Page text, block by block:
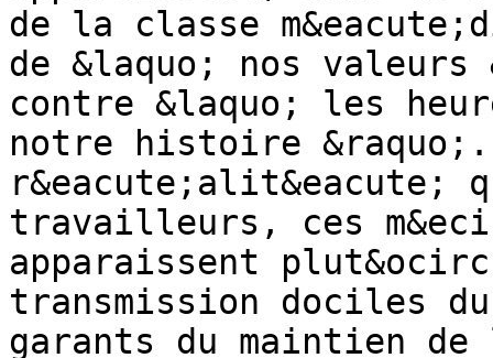
de la classe
de &laquo; nos
contre &laquo; les
notre histoire
r&eacute;alit&eacute;
travailleurs, ces
apparaissent
transmission dociles
garants du maintien